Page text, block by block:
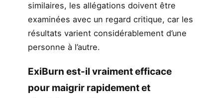
similaires, les allégations doivent être
examinées avec un regard critique, car les
résultats varient considérablement d’une
personne à l’autre.
ExiBurn est-il vraiment efficace
pour maigrir rapidement et